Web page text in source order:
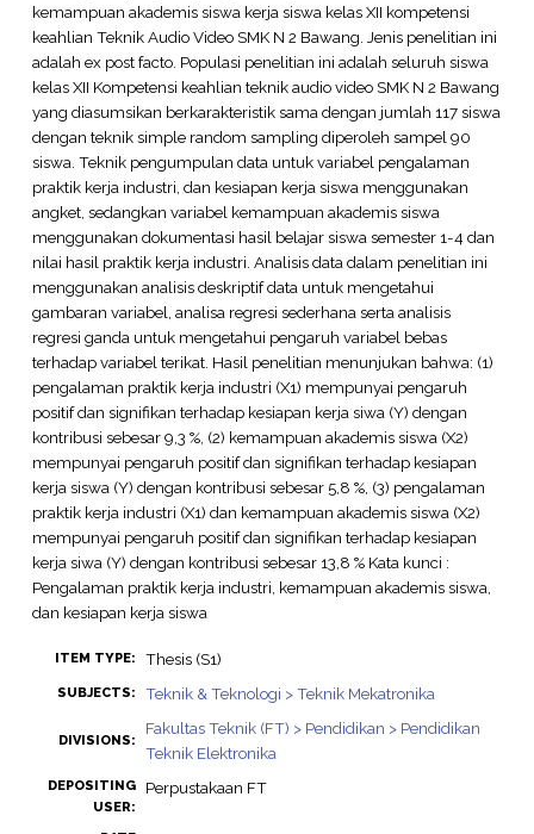
kemampuan akademis siswa kerja siswa kelas XII kompetensi
keahlian Teknik Audio Video SMK N 2 Bawang. Jenis penelitian ini
adalah ex post facto. Populasi penelitian ini adalah seluruh siswa
kelas XII Kompetensi keahlian teknik audio video SMK N 2 Bawang
yang diasumsikan berkarakteristik sama dengan jumlah 117 siswa
dengan teknik simple random sampling diperoleh sampel 90
siswa. Teknik pengumpulan data untuk variabel pengalaman
praktik kerja industri, dan kesiapan kerja siswa menggunakan
angket, sedangkan variabel kemampuan akademis siswa
menggunakan dokumentasi hasil belajar siswa semester 1-4 dan
nilai hasil praktik kerja industri. Analisis data dalam penelitian ini
menggunakan analisis deskriptif data untuk mengetahui
gambaran variabel, analisa regresi sederhana serta analisis
regresi ganda untuk mengetahui pengaruh variabel bebas
terhadap variabel terikat. Hasil penelitian menunjukan bahwa: (1)
pengalaman praktik kerja industri (X1) mempunyai pengaruh
positif dan signifikan terhadap kesiapan kerja siwa (Y) dengan
kontribusi sebesar 9,3 %, (2) kemampuan akademis siswa (X2)
mempunyai pengaruh positif dan signifikan terhadap kesiapan
kerja siswa (Y) dengan kontribusi sebesar 5,8 %, (3) pengalaman
praktik kerja industri (X1) dan kemampuan akademis siswa (X2)
mempunyai pengaruh positif dan signifikan terhadap kesiapan
kerja siwa (Y) dengan kontribusi sebesar 13,8 % Kata kunci :
Pengalaman praktik kerja industri, kemampuan akademis siswa,
dan kesiapan kerja siswa
ITEM TYPE: Thesis (S1)
SUBJECTS: Teknik & Teknologi > Teknik Mekatronika
DIVISIONS:
Fakultas Teknik (FT) > Pendidikan > Pendidikan
Teknik Elektronika
DEPOSITING
USER:
Perpustakaan FT